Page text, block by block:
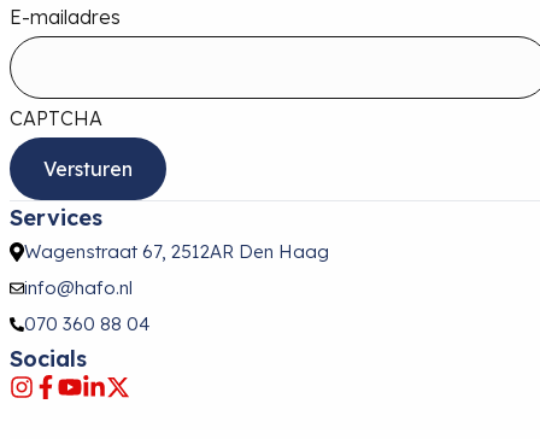
E-mailadres
CAPTCHA
Services
Wagenstraat 67, 2512AR Den Haag
info@hafo.nl
070 360 88 04
Socials